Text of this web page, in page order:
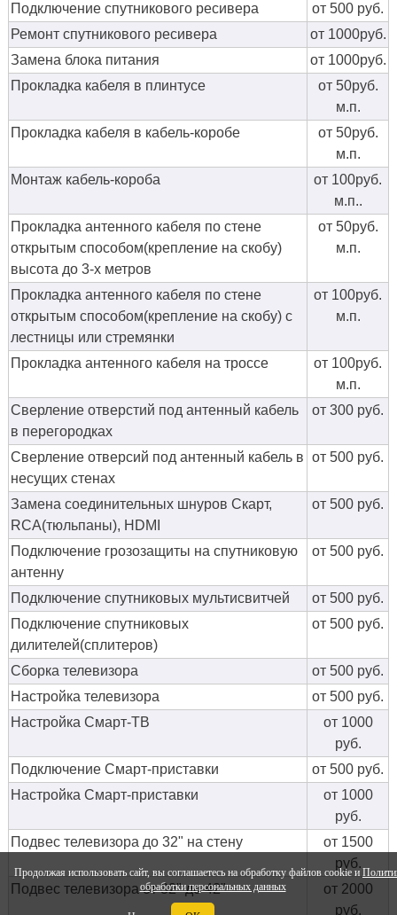
Продолжая использовать сайт, вы соглашаетесь на обработку файлов cookie и
обработки персональных данных
Подключение спутникового ресивера
от 500 руб.
Ремонт спутникового ресивера
от 1000руб.
Замена блока питания
от 1000руб.
Прокладка кабеля в плинтусе
от 50руб.
м.п.
Прокладка кабеля в кабель-коробе
от 50руб.
м.п.
Монтаж кабель-короба
от 100руб.
м.п..
Прокладка антенного кабеля по стене
открытым способом(крепление на скобу)
высота до 3-х метров
от 50руб.
м.п.
Прокладка антенного кабеля по стене
открытым способом(крепление на скобу) с
лестницы или стремянки
от 100руб.
м.п.
Прокладка антенного кабеля на троссе
от 100руб.
м.п.
Сверление отверстий под антенный кабель
в перегородках
от 300 руб.
Сверление отверсий под антенный кабель в
несущих стенах
от 500 руб.
Замена соединительных шнуров Скарт,
RCA(тюльпаны), HDMI
от 500 руб.
Подключение грозозащиты на спутниковую
антенну
от 500 руб.
Подключение спутниковых мультисвитчей
от 500 руб.
Подключение спутниковых
дилителей(сплитеров)
от 500 руб.
Сборка телевизора
от 500 руб.
Настройка телевизора
от 500 руб.
Настройка Смарт-ТВ
от 1000
руб.
Подключение Смарт-приставки
от 500 руб.
Настройка Смарт-приставки
от 1000
руб.
Подвес телевизора до 32" на стену
от 1500
руб.
Подвес телевизора от 32" до 42"
от 2000
руб.